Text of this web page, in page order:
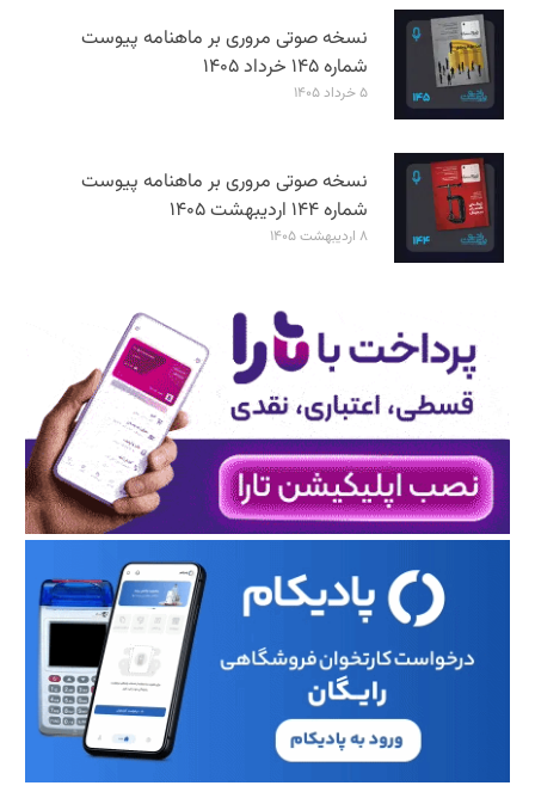
نسخه صوتی مروری بر ماهنامه پیوست
شماره ۱۴۵ خرداد ۱۴۰۵
۵ خرداد ۱۴۰۵
نسخه صوتی مروری بر ماهنامه پیوست
شماره ۱۴۴ اردیبهشت ۱۴۰۵
۸ اردیبهشت ۱۴۰۵